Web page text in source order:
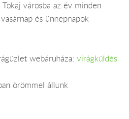
városba az év minden
és ünnepnapok
webáruháza: virágküldés
örömmel állunk